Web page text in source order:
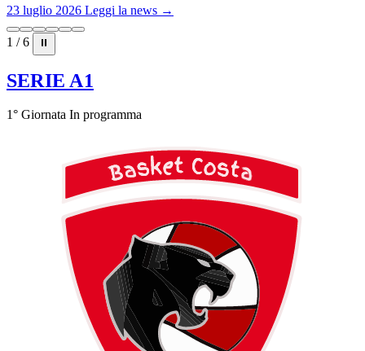
23 luglio 2026 Leggi la news →
1 / 6 ⏸
SERIE A1
1° Giornata In programma